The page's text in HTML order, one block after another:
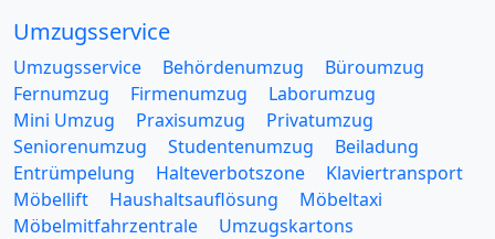
Umzugsservice
Umzugsservice Behördenumzug
Büroumzug
Fernumzug
Firmenumzug
Laborumzug
Mini Umzug
Praxisumzug
Privatumzug
Seniorenumzug
Studentenumzug
Beiladung
Entrümpelung
Halteverbotszone
Klaviertransport
Möbellift
Haushaltsauflösung
Möbeltaxi
Möbelmitfahrzentrale
Umzugskartons